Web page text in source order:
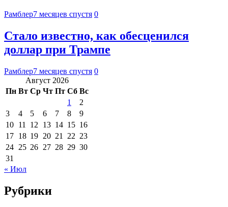
Рамблер7 месяцев спустя 0
Стало известно, как обесценился
доллар при Трампе
Рамблер7 месяцев спустя 0
Август 2026
Пн Вт Ср Чт Пт Сб Вс
1
2
3
4 5 6 7 8
9
10 11 12 13 14 15 16
17 18 19 20 21 22 23
24 25 26 27 28 29 30
31
« Июл
Рубрики